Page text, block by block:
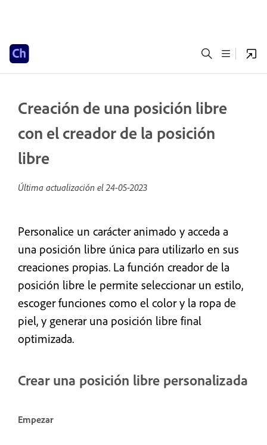
Creación de una posición libre
con el creador de la posición
libre
Última actualización el24-05-2023
Personalice un carácter animado y acceda a
una posición libre única para utilizarlo en sus
creaciones propias. La función creador de la
posición libre le permite seleccionar un estilo,
escoger funciones como el color y la ropa de
piel, y generar una posición libre final
optimizada.
Crear una posición libre personalizada
Empezar